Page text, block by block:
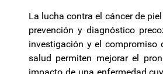
La lucha contra el cáncer de
prevención y diagnóstico
investigación y el compromiso
salud permiten mejorar el